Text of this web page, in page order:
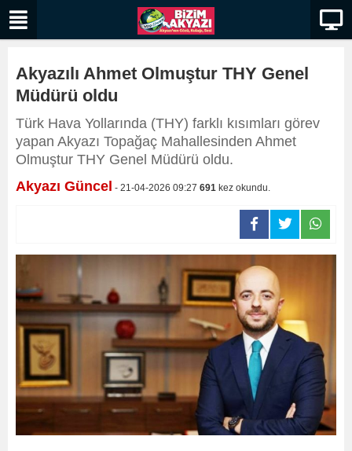
Akyazılı Ahmet Olmuştur THY Genel
Müdürü oldu
Türk Hava Yollarında (THY) farklı kısımları görev
yapan Akyazı Topağaç Mahallesinden Ahmet
Olmuştur THY Genel Müdürü oldu.
Akyazı Güncel - 21-04-2026 09:27 691 kez okundu.